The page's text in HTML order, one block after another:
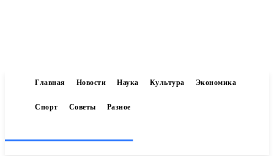
Главная Новости Наука Культура Экономика
Спорт Советы Разное